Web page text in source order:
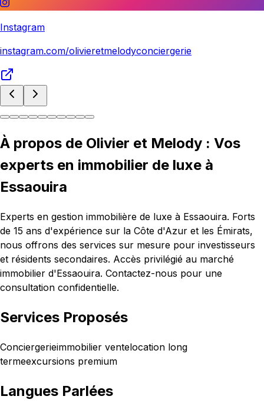
Instagram
instagram.com/olivieretmelodyconciergerie
À propos de Olivier et Melody : Vos
experts en immobilier de luxe à
Essaouira
Experts en gestion immobilière de luxe à Essaouira. Forts
de 15 ans d'expérience sur la Côte d'Azur et les Émirats,
nous offrons des services sur mesure pour investisseurs
et résidents secondaires. Accès privilégié au marché
immobilier d'Essaouira. Contactez-nous pour une
consultation confidentielle.
Services Proposés
Conciergerieimmobilier ventelocation long
termeexcursions premium
Langues Parlées